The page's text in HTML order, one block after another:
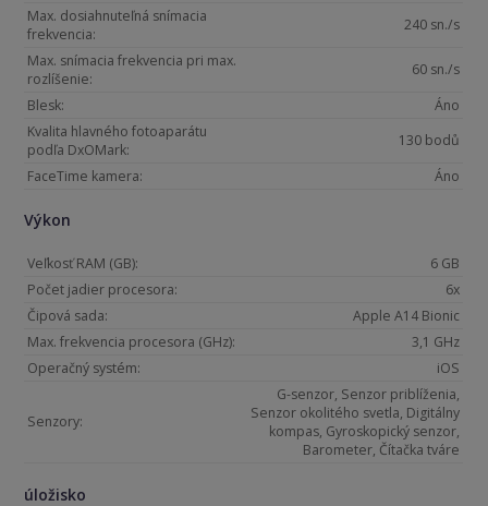
Max. dosiahnuteľná snímacia
frekvencia:
240 sn./s
Max. snímacia frekvencia pri max.
rozlíšenie:
60 sn./s
Blesk:
Áno
Kvalita hlavného fotoaparátu
podľa DxOMark:
130 bodů
FaceTime kamera:
Áno
Výkon
Veľkosť RAM (GB):
6 GB
Počet jadier procesora:
6x
Čipová sada:
Apple A14 Bionic
Max. frekvencia procesora (GHz):
3,1 GHz
Operačný systém:
iOS
Senzory:
G-senzor, Senzor priblíženia,
Senzor okolitého svetla, Digitálny
kompas, Gyroskopický senzor,
Barometer, Čítačka tváre
úložisko